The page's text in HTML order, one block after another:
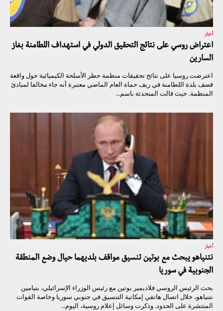
أخبار
اعتراض روسي على نتائج التحقيق الدولي في استهداف اللطامنة بغاز
السارين
اعترضت روسيا على نتائح تحقيقات منظمة حظر الأسلحة الكيميائية حول واقعة
قصف بلدة اللطامنة في ريف حماة العام الماضي معتبرة أنه جاء مخالفا لمبادئ
المنظمة. حيث قالت المتحدثة باسم...
أخبار
نتنياهو يبحث مع بوتين تنسيق مواقف بلديهما حيال وضع المنطقة
الجنوبية في سوريا
بحث الرئيس الروسي فلاديمير بوتين مع رئيس الوزراء الإسرائيلي، بنيامين
نتنياهو، خلال اتصال هاتفي إمكانية التنسيق في جنوبي سوريا وخاصة القوات
المنتشرة على الحدود. وذكرت وسائل إعلام روسية، اليوم...